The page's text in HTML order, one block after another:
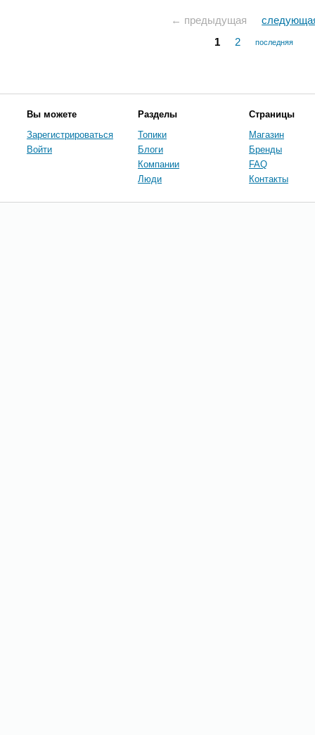
← предыдущая
1
2 последняя
Вы можете
Зарегистрироваться
Войти
Разделы
Топики
Блоги
Компании
Люди
Страницы
Магазин
Бренды
FAQ
Контакты